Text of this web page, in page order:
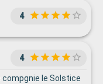
4
4
le Solstice